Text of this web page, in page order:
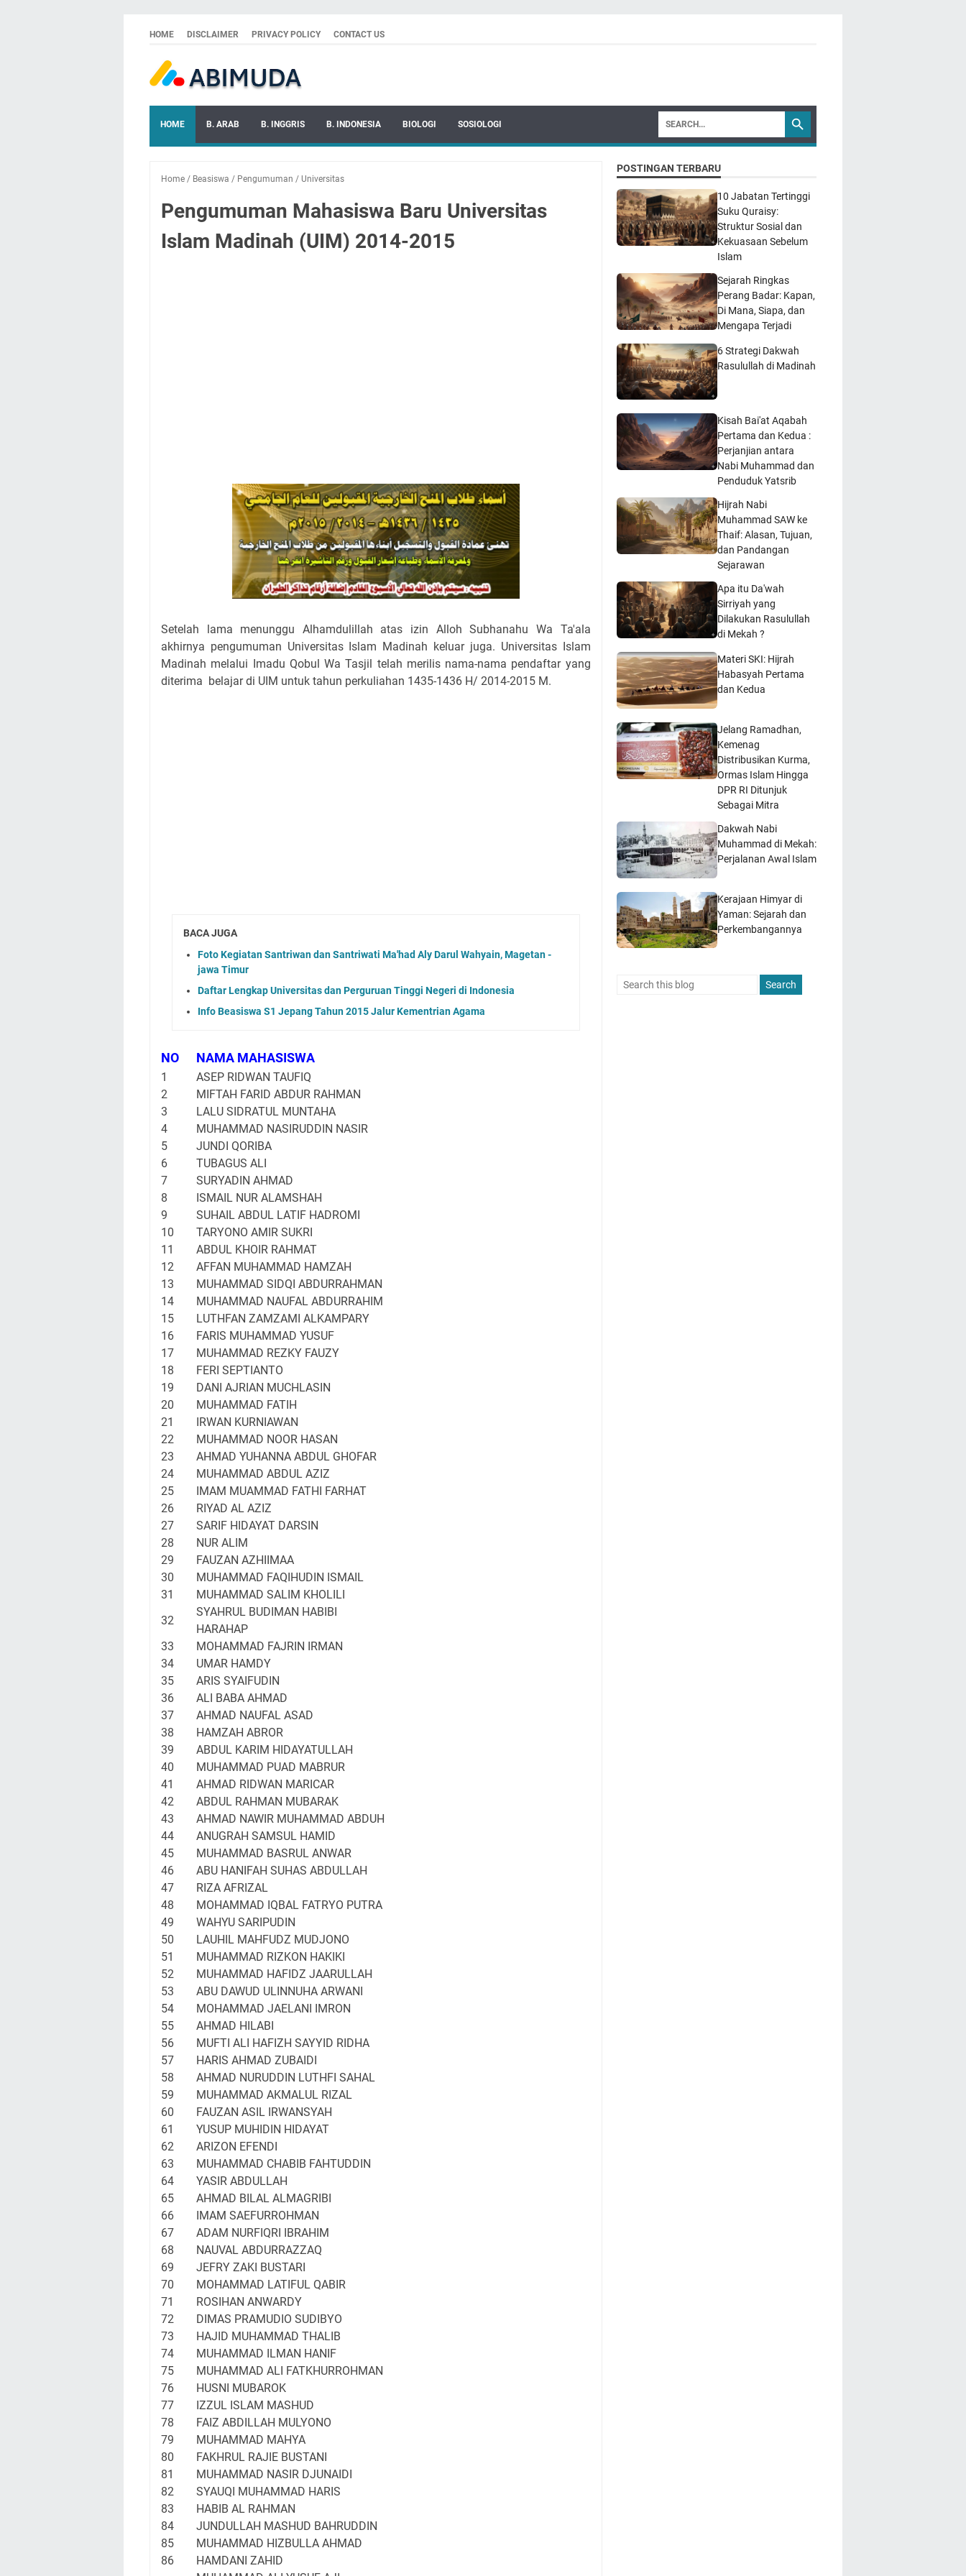
HOME DISCLAIMER PRIVACY POLICY CONTACT US
HOME B. ARAB B. INGGRIS B. INDONESIA BIOLOGI SOSIOLOGI
Home / Beasiswa / Pengumuman / Universitas
Pengumuman Mahasiswa Baru Universitas
Islam Madinah (UIM) 2014-2015
Setelah lama menunggu Alhamdulillah atas izin Alloh Subhanahu Wa Ta'ala
akhirnya pengumuman Universitas Islam Madinah keluar juga. Universitas Islam
Madinah melalui Imadu Qobul Wa Tasjil telah merilis nama-nama pendaftar yang
diterima belajar di UIM untuk tahun perkuliahan 1435-1436 H/ 2014-2015 M.
BACA JUGA
Foto Kegiatan Santriwan dan Santriwati Ma'had Aly Darul Wahyain, Magetan -
jawa Timur
Daftar Lengkap Universitas dan Perguruan Tinggi Negeri di Indonesia
Info Beasiswa S1 Jepang Tahun 2015 Jalur Kementrian Agama
NO NAMA MAHASISWA
1
ASEP RIDWAN TAUFIQ
2
MIFTAH FARID ABDUR RAHMAN
3
LALU SIDRATUL MUNTAHA
4
MUHAMMAD NASIRUDDIN NASIR
5
JUNDI QORIBA
6
TUBAGUS ALI
7
SURYADIN AHMAD
8
ISMAIL NUR ALAMSHAH
9
SUHAIL ABDUL LATIF HADROMI
10
TARYONO AMIR SUKRI
11
ABDUL KHOIR RAHMAT
12
AFFAN MUHAMMAD HAMZAH
13
MUHAMMAD SIDQI ABDURRAHMAN
14
MUHAMMAD NAUFAL ABDURRAHIM
15
LUTHFAN ZAMZAMI ALKAMPARY
16
FARIS MUHAMMAD YUSUF
17
MUHAMMAD REZKY FAUZY
18
FERI SEPTIANTO
19
DANI AJRIAN MUCHLASIN
20
MUHAMMAD FATIH
21
IRWAN KURNIAWAN
22
MUHAMMAD NOOR HASAN
23
AHMAD YUHANNA ABDUL GHOFAR
24
MUHAMMAD ABDUL AZIZ
25
IMAM MUAMMAD FATHI FARHAT
26
RIYAD AL AZIZ
27
SARIF HIDAYAT DARSIN
28
NUR ALIM
29
FAUZAN AZHIIMAA
30
MUHAMMAD FAQIHUDIN ISMAIL
31
MUHAMMAD SALIM KHOLILI
32
SYAHRUL BUDIMAN HABIBI
HARAHAP
33
MOHAMMAD FAJRIN IRMAN
34
UMAR HAMDY
35
ARIS SYAIFUDIN
36
ALI BABA AHMAD
37
AHMAD NAUFAL ASAD
38
HAMZAH ABROR
39
ABDUL KARIM HIDAYATULLAH
40
MUHAMMAD PUAD MABRUR
41
AHMAD RIDWAN MARICAR
42
ABDUL RAHMAN MUBARAK
43
AHMAD NAWIR MUHAMMAD ABDUH
44
ANUGRAH SAMSUL HAMID
45
MUHAMMAD BASRUL ANWAR
46
ABU HANIFAH SUHAS ABDULLAH
47
RIZA AFRIZAL
48
MOHAMMAD IQBAL FATRYO PUTRA
49
WAHYU SARIPUDIN
50
LAUHIL MAHFUDZ MUDJONO
51
MUHAMMAD RIZKON HAKIKI
52
MUHAMMAD HAFIDZ JAARULLAH
53
ABU DAWUD ULINNUHA ARWANI
54
MOHAMMAD JAELANI IMRON
55
AHMAD HILABI
56
MUFTI ALI HAFIZH SAYYID RIDHA
57
HARIS AHMAD ZUBAIDI
58
AHMAD NURUDDIN LUTHFI SAHAL
59
MUHAMMAD AKMALUL RIZAL
60
FAUZAN ASIL IRWANSYAH
61
YUSUP MUHIDIN HIDAYAT
62
ARIZON EFENDI
63
MUHAMMAD CHABIB FAHTUDDIN
64
YASIR ABDULLAH
65
AHMAD BILAL ALMAGRIBI
66
IMAM SAEFURROHMAN
67
ADAM NURFIQRI IBRAHIM
68
NAUVAL ABDURRAZZAQ
69
JEFRY ZAKI BUSTARI
70
MOHAMMAD LATIFUL QABIR
71
ROSIHAN ANWARDY
72
DIMAS PRAMUDIO SUDIBYO
73
HAJID MUHAMMAD THALIB
74
MUHAMMAD ILMAN HANIF
75
MUHAMMAD ALI FATKHURROHMAN
76
HUSNI MUBAROK
77
IZZUL ISLAM MASHUD
78
FAIZ ABDILLAH MULYONO
79
MUHAMMAD MAHYA
80
FAKHRUL RAJIE BUSTANI
81
MUHAMMAD NASIR DJUNAIDI
82
SYAUQI MUHAMMAD HARIS
83
HABIB AL RAHMAN
84
JUNDULLAH MASHUD BAHRUDDIN
85
MUHAMMAD HIZBULLA AHMAD
86
HAMDANI ZAHID
POSTINGAN TERBARU
10 Jabatan Tertinggi
Suku Quraisy:
Struktur Sosial dan
Kekuasaan Sebelum
Islam
Sejarah Ringkas
Perang Badar: Kapan,
Di Mana, Siapa, dan
Mengapa Terjadi
6 Strategi Dakwah
Rasulullah di Madinah
Kisah Bai'at Aqabah
Pertama dan Kedua :
Perjanjian antara
Nabi Muhammad dan
Penduduk Yatsrib
Hijrah Nabi
Muhammad SAW ke
Thaif: Alasan, Tujuan,
dan Pandangan
Sejarawan
Apa itu Da'wah
Sirriyah yang
Dilakukan Rasulullah
di Mekah ?
Materi SKI: Hijrah
Habasyah Pertama
dan Kedua
Jelang Ramadhan,
Kemenag
Distribusikan Kurma,
Ormas Islam Hingga
DPR RI Ditunjuk
Sebagai Mitra
Dakwah Nabi
Muhammad di Mekah:
Perjalanan Awal Islam
Kerajaan Himyar di
Yaman: Sejarah dan
Perkembangannya